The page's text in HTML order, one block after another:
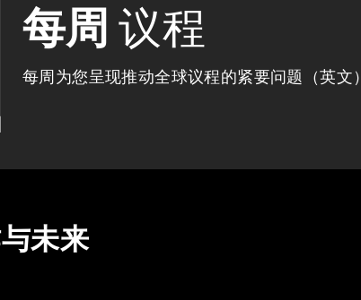
每周 议程
每周为您呈现推动全球议程的紧要问题（英文）
未来